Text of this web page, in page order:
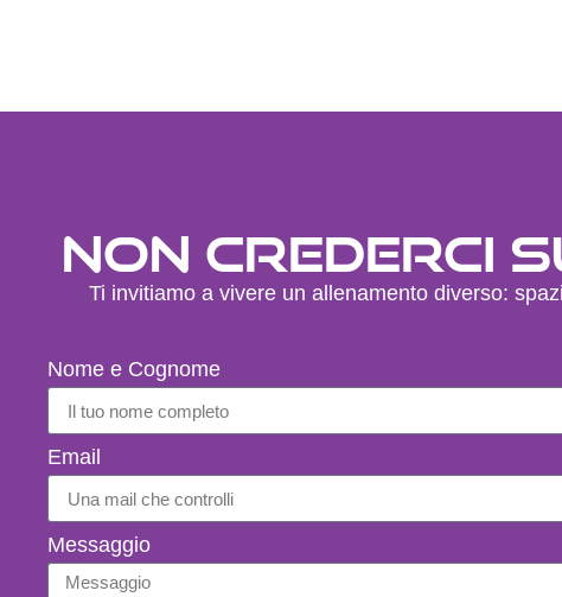
Non crederci
Ti invitiamo a vivere un allenamento diverso:
Nome e Cognome
Email
Messaggio